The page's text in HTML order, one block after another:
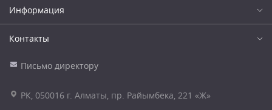
Информация
Контакты
Письмо директору
РК, 050016 г. Алматы, пр. Райымбека, 221 «Ж»